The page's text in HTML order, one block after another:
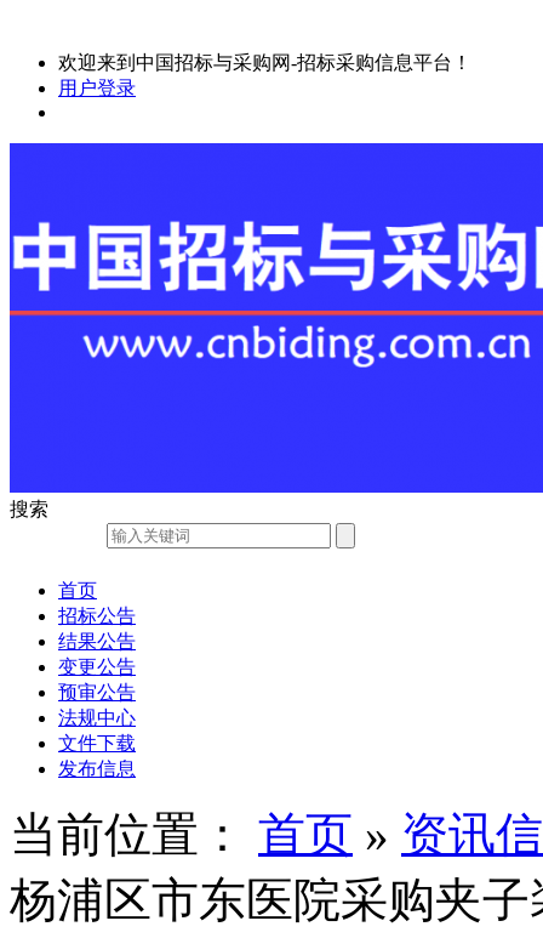
欢迎来到中国招标与采购网-招标采购信息平台！
用户登录
搜索
首页
招标公告
结果公告
变更公告
预审公告
法规中心
文件下载
发布信息
当前位置： 首页 » 资讯
杨浦区市东医院采购夹